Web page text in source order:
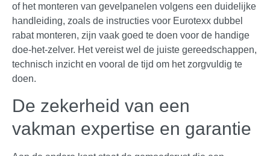
of het monteren van gevelpanelen volgens een duidelijke
handleiding, zoals de instructies voor Eurotexx dubbel
rabat monteren, zijn vaak goed te doen voor de handige
doe-het-zelver. Het vereist wel de juiste gereedschappen,
technisch inzicht en vooral de tijd om het zorgvuldig te
doen.
De zekerheid van een
vakman expertise en garantie